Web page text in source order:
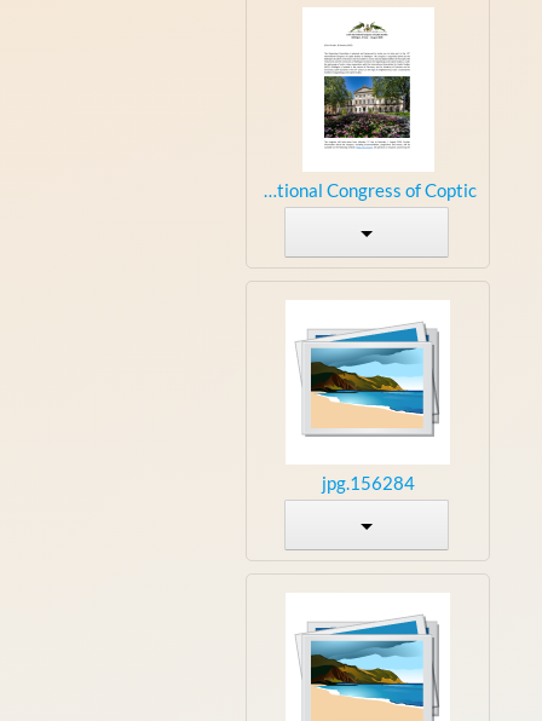
13th International Congress of Coptic...
156284.jpg